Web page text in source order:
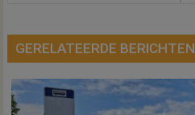
GERELATEERDE BERICHTEN